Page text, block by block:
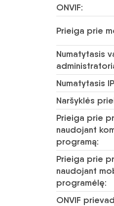
ONVIF:
Prieiga prie
Numatytasis
Numatytasis
Naršyklės
Prieiga prie
naudojant
programą:
Prieiga prie
naudojant
programėlę:
ONVIF